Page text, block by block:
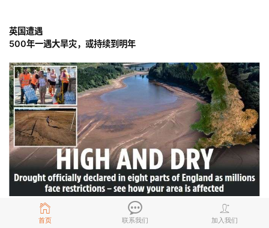
首页 联系我们 加入我们
英国遭遇
500年一遇大旱灾，或持续到明年
近日，英国进入连续的高温，英格兰和威尔士的部分地区现在处于